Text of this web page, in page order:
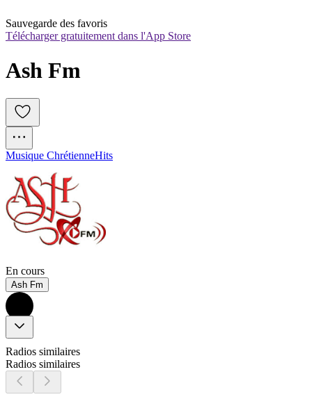
Sauvegarde des favoris
Télécharger gratuitement dans l'App Store
Ash Fm
Musique ChrétienneHits
En cours
Ash Fm
Radios similaires
Radios similaires